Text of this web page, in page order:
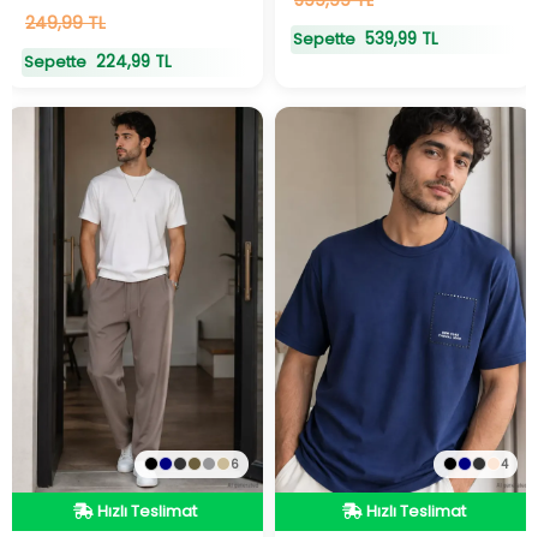
19adetstokta
249,99 TL
Sepette 224,99 TL
Sepette 539,99 TL
6
Hızlı Teslimat
4
Hızlı Teslimat